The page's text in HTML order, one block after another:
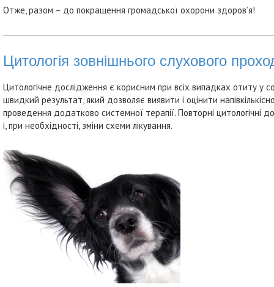
Отже, разом – до покращення громадської охорони здоров’я!
Цитологія зовнішнього слухового
Цитологічне дослідження є корисним при всіх випадках отиту у
швидкий результат, який дозволяє виявити і оцінити
проведення додатково системної терапії. Повторні цитологічні
і, при необхідності, зміни схеми лікування.